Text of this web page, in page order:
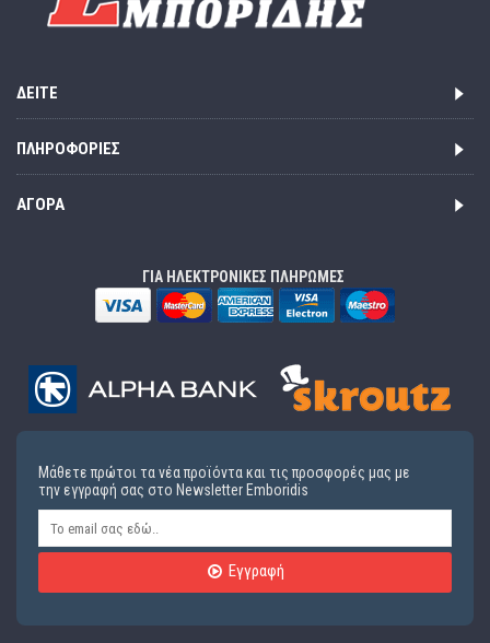
ΔΕΊΤΕ
ΠΛΗΡΟΦΟΡΊΕΣ
ΑΓΟΡΆ
ΓΙΑ ΗΛΕΚΤΡΟΝΙΚΕΣ ΠΛΗΡΩΜΕΣ
Μάθετε πρώτοι τα νέα προϊόντα και τις προσφορές μας με
την εγγραφή σας στο Newsletter Emboridis
Εγγραφή